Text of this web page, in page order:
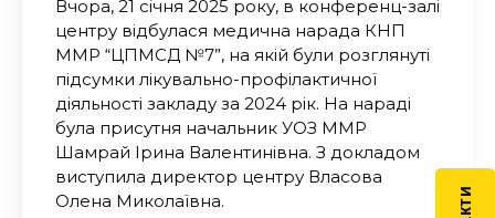
Вчора, 21 січня 2025 року, в конференц-залі
центру відбулася медична нарада КНП
ММР “ЦПМСД №7”, на якій були розглянуті
підсумки лікувально-профілактичної
діяльності закладу за 2024 рік. На нараді
була присутня начальник УОЗ ММР
Шамрай Ірина Валентинівна. З докладом
виступила директор центру Власова
Олена Миколаївна.